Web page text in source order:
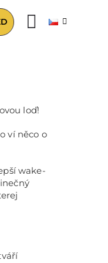
loď!
ví něco o
wake-